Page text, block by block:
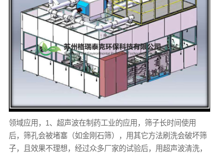
领域应用，1、超声波在制药工业的应用，筛子长时间使用
后，筛孔会被堵塞（如金刚石筛），用其它方法刷洗会破坏筛
子，且效果不理想，经过众多厂家的试验后，用超声波清洗，